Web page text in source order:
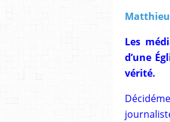
Les
d’une
vérité.